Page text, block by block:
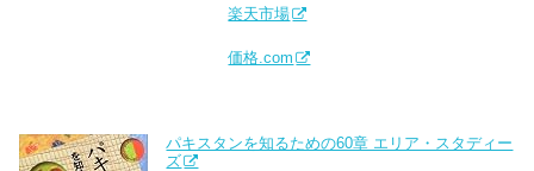
楽天市場
価格.com
パキスタンを知るための60章 エリア・スタディー
ズ